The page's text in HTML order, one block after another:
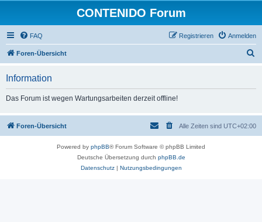
CONTENIDO Forum
FAQ Anmelden
Registrieren
Foren-Übersicht
Information
Das Forum ist wegen Wartungsarbeiten derzeit offline!
Foren-Übersicht Alle Zeiten sind UTC+02:00
Powered by phpBB® Forum Software © phpBB Limited
Deutsche Übersetzung durch phpBB.de
Datenschutz| Nutzungsbedingungen